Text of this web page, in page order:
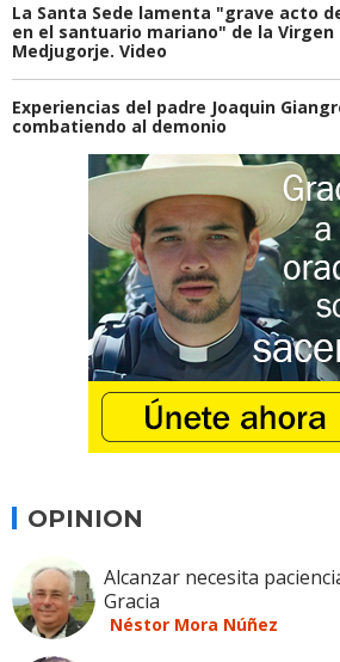
La Santa Sede lamenta "grave acto
en el santuario mariano" de la Virgen
Medjugorje. Video
Experiencias del padre Joaquin
combatiendo al demonio
OPINION
Alcanzar necesita
Gracia
Néstor Mora Núñez